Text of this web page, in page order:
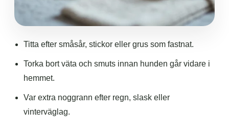
Titta efter småsår, stickor eller grus som fastnat.
Torka bort väta och smuts innan hunden går vidare i
hemmet.
Var extra noggrann efter regn, slask eller
vinterväglag.